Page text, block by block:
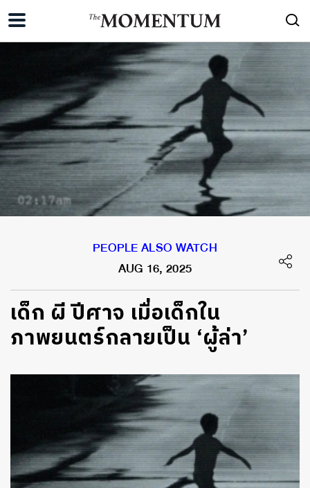
PEOPLE ALSO WATCH
AUG 16, 2025
เด็ก ผี ปีศาจ เมื่อเด็กใน
ภาพยนตร์กลายเป็น ‘ผู้ล่า’